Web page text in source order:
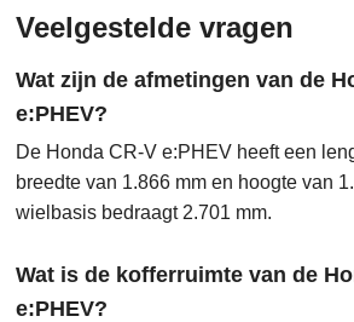
Veelgestelde vragen
Wat zijn de afmetingen van de
e:PHEV?
De Honda CR-V e:PHEV heeft een
breedte van 1.866 mm en hoogte van
wielbasis bedraagt 2.701 mm.
Wat is de kofferruimte van de
e:PHEV?